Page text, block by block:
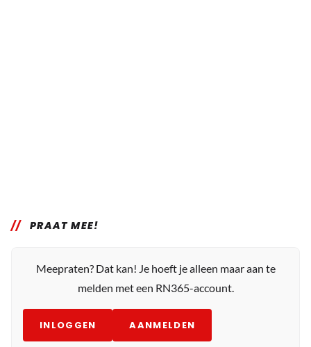
PRAAT MEE!
Meepraten? Dat kan! Je hoeft je alleen maar aan te
melden met een RN365-account.
INLOGGEN AANMELDEN